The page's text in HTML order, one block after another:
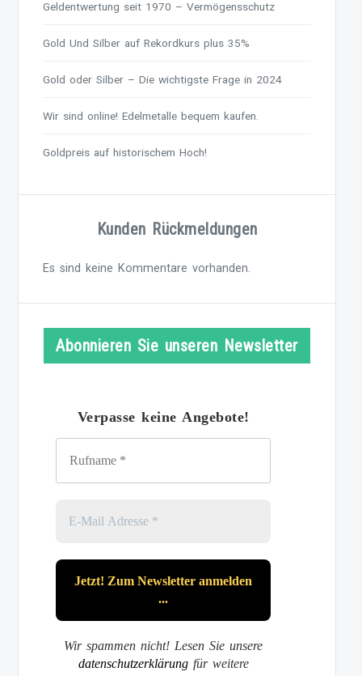
Geldentwertung seit 1970 – Vermögensschutz
Gold Und Silber auf Rekordkurs plus 35%
Gold oder Silber – Die wichtigste Frage in 2024
Wir sind online! Edelmetalle bequem kaufen.
Goldpreis auf historischem Hoch!
Kunden Rückmeldungen
Es sind keine Kommentare vorhanden.
Abonnieren Sie unseren Newsletter
Verpasse keine Angebote!
Wir spammen nicht! Lesen Sie unsere
datenschutzerklärungfür weitere